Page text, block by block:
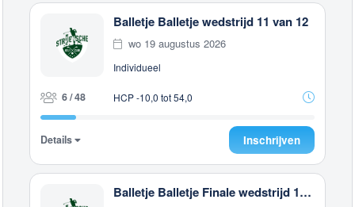
Balletje Balletje wedstrijd 11 van 12
wo 19 augustus 2026
Individueel
6 / 48 HCP -10,0 tot 54,0
Details Inschrijven
Balletje Balletje Finale wedstrijd 12 van 12